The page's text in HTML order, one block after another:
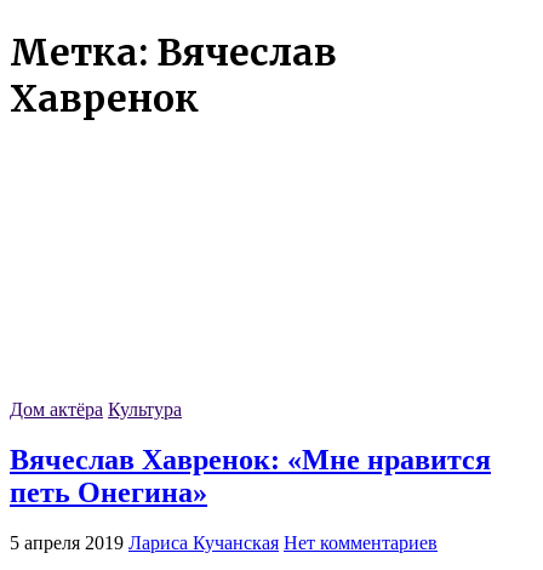
Метка: Вячеслав
Хавренок
Дом актёра Культура
Вячеслав Хавренок: «Мне нравится
петь Онегина»
5 апреля 2019 Лариса Кучанская Нет комментариев